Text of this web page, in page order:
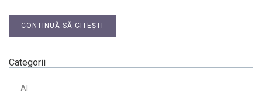
CONTINUĂ SĂ CITEȘTI
Categorii
AI